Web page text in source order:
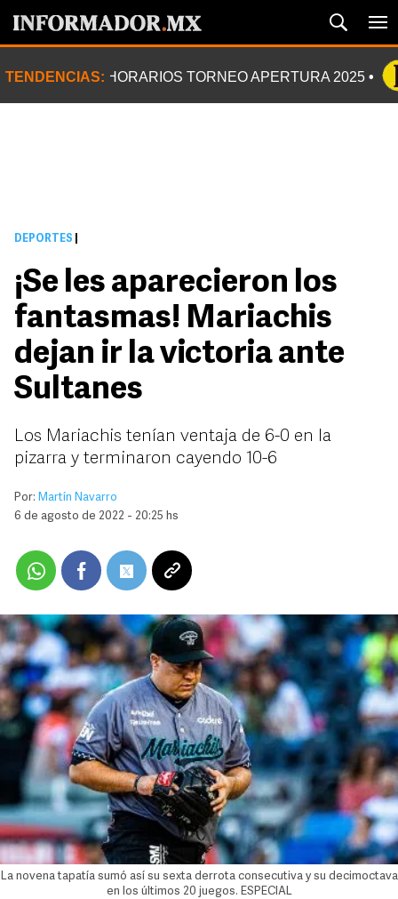
TENDENCIAS: HORARIOS TORNEO APERTURA 2025
DEPORTES
¡Se les aparecieron los
fantasmas! Mariachis
dejan ir la victoria ante
Sultanes
Los Mariachis tenían ventaja de 6-0 en la
pizarra y terminaron cayendo 10-6
Por: Martín Navarro
6 de agosto de 2022 - 20:25 hs
La novena tapatía sumó así su sexta derrota consecutiva y su decimoctava
en los últimos 20 juegos. ESPECIAL